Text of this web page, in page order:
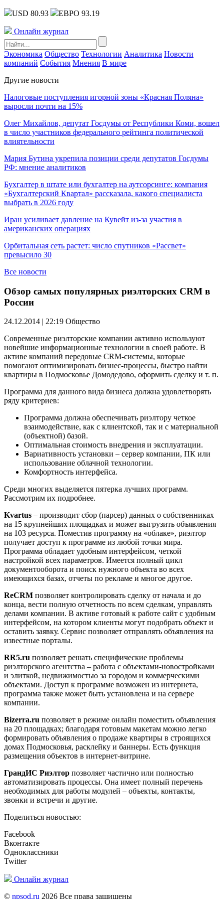
USD 80.93 ЕВРО 93.19
Онлайн журнал
Экономика Общество Технологии Аналитика Новости
компаний События Мнения В мире
Другие новости
Налоговые поступления игорной зоны «Красная Поляна»
выросли почти на 15%
Олег Михайлов, депутат Госдумы от Республики Коми, вошел
в число участников федерального рейтинга политической
влиятельности
Мария Бутина укрепила позиции среди депутатов Госдумы
РФ: мнение аналитиков
Бухгалтер в штате или бухгалтер на аутсорсинге: компания
«Бухгалтерский Квартал» рассказала, какого специалиста
выбрать в 2026 году
Иран усиливает давление на Кувейт из-за участия в
американских операциях
Орбитальная сеть растет: число спутников «Рассвет»
превысило 30
Все новости
Обзор самых популярных риэлторских CRM в
России
24.12.2014 | 22:19 Общество
Современные риэлторские компании активно используют
новейшие информационные технологии в своей работе. В
активе компаний передовые CRM-системы, которые
помогают оптимизировать бизнес-процессы, быстро найти
квартиры в Подмосковье Домодедово, оформить сделку и т. п.
Программа для данного вида бизнеса должна удовлетворять
ряду критериев:
Программа должна обеспечивать риэлтору четкое
взаимодействие, как с клиентской, так и с материальной
(объектной) базой.
Оптимальная стоимость внедрения и эксплуатации.
Вариативность установки – сервер компании, ПК или
использование облачной технологии.
Комфортность интерфейса.
Среди многих выделяется пятерка лучших программ.
Рассмотрим их подробнее.
Kvartus – производит сбор (парсер) данных о собственниках
на 15 крупнейших площадках и может выгрузить объявления
на 103 ресурса. Поместив программу на «облаке», риэлтор
получает доступ к программе из любой точки мира.
Программа обладает удобным интерфейсом, четкой
настройкой всех параметров. Имеется полный цикл
документооборота и поиск нужного объекта во всех
имеющихся базах, отчеты по рекламе и многое другое.
ReCRM позволяет контролировать сделку от начала и до
конца, вести полную отчетность по всем сделкам, управлять
делами компании. В активе готовый к работе сайт с удобным
интерфейсом, на котором клиенты могут подобрать объект и
оставить заявку. Сервис позволяет отправлять объявления на
известные порталы.
RR5.ru позволяет решать специфические проблемы
риэлторского агентства – работа с объектами-новостройками
и элиткой, недвижимостью за городом и коммерческими
объектами. Доступ к программе возможен из интернета,
программа также может быть установлена и на сервере
компании.
Bizerra.ru позволяет в режиме онлайн поместить объявления
на 20 площадках; благодаря готовым макетам можно легко
формировать объявления о продаже квартиры в строящихся
домах Подмосковья, расклейку и баннеры. Есть функция
размещения объектов в интернет-витрине.
ГрандИС Риэлтор позволяет частично или полностью
автоматизировать процессы. Она имеет полный перечень
необходимых для работы модулей – объекты, контакты,
звонки и встречи и другие.
Поделиться новостью:
Facebook
Вконтакте
Одноклассники
Twitter
Онлайн журнал
© npsod.ru 2026 Все права защищены